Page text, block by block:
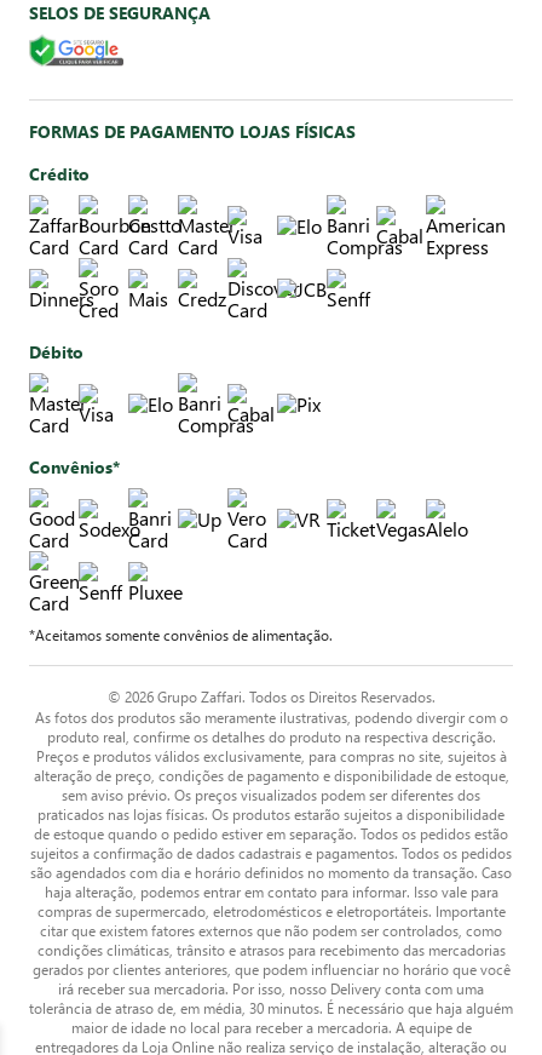
SELOS DE SEGURANÇA
FORMAS DE PAGAMENTO LOJAS FÍSICAS
Crédito
Débito
Convênios*
*Aceitamos somente convênios de alimentação.
© 2026 Grupo Zaffari. Todos os Direitos Reservados.
As fotos dos produtos são meramente ilustrativas, podendo divergir com o
produto real, confirme os detalhes do produto na respectiva descrição.
Preços e produtos válidos exclusivamente, para compras no site, sujeitos à
alteração de preço, condições de pagamento e disponibilidade de estoque,
sem aviso prévio. Os preços visualizados podem ser diferentes dos
praticados nas lojas físicas. Os produtos estarão sujeitos a disponibilidade
de estoque quando o pedido estiver em separação. Todos os pedidos estão
sujeitos a confirmação de dados cadastrais e pagamentos. Todos os pedidos
são agendados com dia e horário definidos no momento da transação. Caso
haja alteração, podemos entrar em contato para informar. Isso vale para
compras de supermercado, eletrodomésticos e eletroportáteis. Importante
citar que existem fatores externos que não podem ser controlados, como
condições climáticas, trânsito e atrasos para recebimento das mercadorias
gerados por clientes anteriores, que podem influenciar no horário que você
irá receber sua mercadoria. Por isso, nosso Delivery conta com uma
tolerância de atraso de, em média, 30 minutos. É necessário que haja alguém
maior de idade no local para receber a mercadoria. A equipe de
entregadores da Loja Online não realiza serviço de instalação, alteração ou